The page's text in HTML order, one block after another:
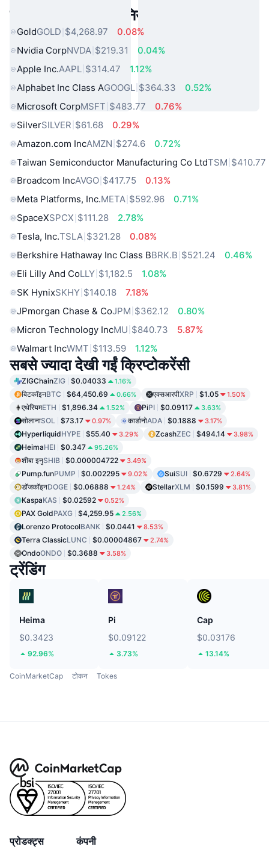
लोकप्रिय वास्तविक दुनिया की संपत्तियां
GoldGOLD $4,268.97
0.08%
Nvidia CorpNVDA $219.31
0.04%
Apple Inc.AAPL $314.47
1.12%
Alphabet Inc Class AGOOGL $364.33
0.52%
Microsoft CorpMSFT $483.77
0.76%
SilverSILVER $61.68
0.29%
Amazon.com IncAMZN $274.6
0.72%
Taiwan Semiconductor Manufacturing Co LtdTSM $410.77
Broadcom IncAVGO $417.75
0.13%
Meta Platforms, Inc.META $592.96
0.71%
SpaceXSPCX $111.28
2.78%
Tesla, Inc.TSLA $321.28
0.08%
Berkshire Hathaway Inc Class BBRK.B $521.24
0.46%
Eli Lilly And CoLLY $1,182.5
1.08%
SK HynixSKHY $140.18
7.18%
JPmorgan Chase & CoJPM $362.12
0.80%
Micron Technology IncMU $840.73
5.87%
Walmart IncWMT $113.59 1.12%
सबसे ज्यादा देखी गईं क्रिप्टोकरेंसी
ZIGChainZIG $0.04033 1.16%
बिटकॉइनBTC $64,450.69 0.66% एक्सआरपीXRP $1.05 1.50%
एथेरियमETH $1,896.34 1.52% PiPI $0.09117 3.63%
सोलानाSOL $73.17 0.97% कार्डानोADA $0.1888 3.17%
HyperliquidHYPE $55.40 3.29% ZcashZEC $494.14 3.98%
HeimaHEI $0.347 95.26%
शीबा इनुSHIB $0.000004722 3.49%
Pump.funPUMP $0.002295 9.02% SuiSUI $0.6729 2.64%
डॉजकॉइनDOGE $0.06888 1.24% StellarXLM $0.1599 3.81%
KaspaKAS $0.02592 0.52%
PAX GoldPAXG $4,259.95 2.56%
Lorenzo ProtocolBANK $0.0441 8.53%
Terra ClassicLUNC $0.00004867 2.74%
OndoONDO $0.3688 3.58%
ट्रेंडिंग
Heima
$0.3423
92.96%
Pi
$0.09122
3.73%
Cap
$0.03176
13.14%
CoinMarketCap टोकन Tokes
प्रोडक्ट्स कंपनी